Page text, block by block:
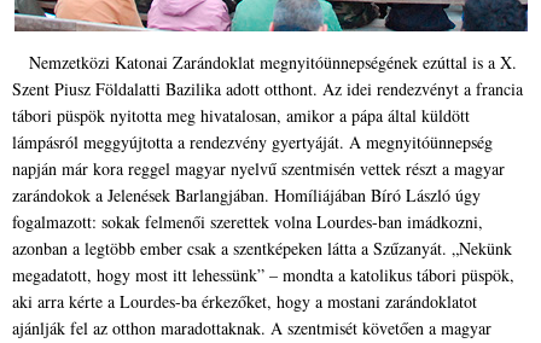
Nemzetközi Katonai Zarándoklat megnyitóünnepségének ezúttal is a X.
Szent Piusz Földalatti Bazilika adott otthont. Az idei rendezvényt a francia
tábori püspök nyitotta meg hivatalosan, amikor a pápa által küldött
lámpásról meggyújtotta a rendezvény gyertyáját. A megnyitóünnepség
napján már kora reggel magyar nyelvű szentmisén vettek részt a magyar
zarándokok a Jelenések Barlangjában. Homíliájában Bíró László úgy
fogalmazott: sokak felmenői szerettek volna Lourdes-ban imádkozni,
azonban a legtöbb ember csak a szentképeken látta a Szűzanyát. „Nekünk
megadatott, hogy most itt lehessünk” – mondta a katolikus tábori püspök,
aki arra kérte a Lourdes-ba érkezőket, hogy a mostani zarándoklatot
ajánlják fel az otthon maradottaknak. A szentmisét követően a magyar